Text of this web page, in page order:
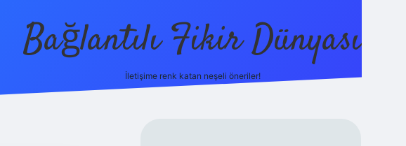
Bağlantılı Fikir Dünyası
İletişime renk katan neşeli öneriler!